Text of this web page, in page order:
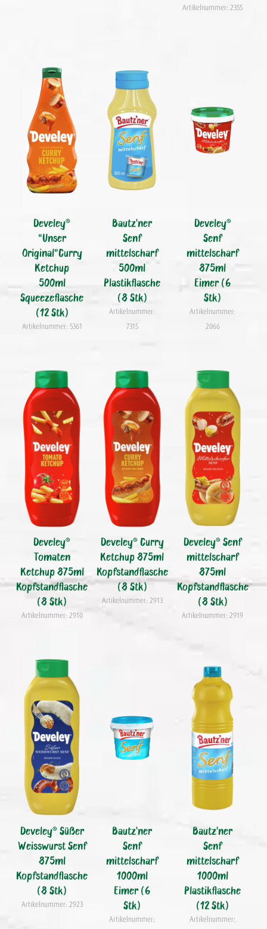
Artikelnummer: 2355
Develey®
"Unser
Original"Curry
Ketchup
500ml
Squeezeflasche
(12 Stk)
Artikelnummer: 5361
Bautz'ner
Senf
mittelscharf
500ml
Plastikflasche
(8 Stk)
Artikelnummer:
7315
Develey®
Senf
mittelscharf
875ml
Eimer (6
Stk)
Artikelnummer:
2066
Develey®
Tomaten
Ketchup 875ml
Kopfstandflasche
(8 Stk)
Artikelnummer: 2910
Develey® Curry
Ketchup 875ml
Kopfstandflasche
(8 Stk)
Artikelnummer: 2913
Develey® Senf
mittelscharf
875ml
Kopfstandflasche
(8 Stk)
Artikelnummer: 2919
Develey® Süßer
Weisswurst Senf
875ml
Kopfstandflasche
(8 Stk)
Artikelnummer: 2923
Bautz'ner
Senf
mittelscharf
1000ml
Eimer (6
Stk)
Artikelnummer:
Bautz'ner
Senf
mittelscharf
1000ml
Plastikflasche
(12 Stk)
Artikelnummer: